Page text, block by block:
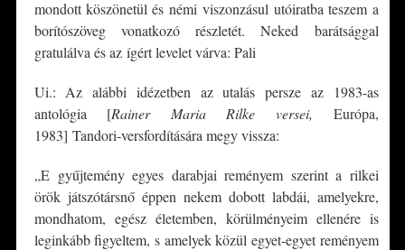
mondott köszönetül és némi viszonzásul utóiratba teszem a
borítószöveg vonatkozó részletét. Neked barátsággal
gratulálva és az ígért levelet várva: Pali
Ui.: Az alábbi idézetben az utalás persze az 1983-as
antológia [Rainer Maria Rilke versei, Európa,
1983] Tandori-versfordítására megy vissza:
„E gyűjtemény egyes darabjai reményem szerint a rilkei
örök játszótársnő éppen nekem dobott labdái, amelyekre,
mondhatom, egész életemben, körülményeim ellenére is
leginkább figyeltem, s amelyek közül egyet-egyet reményem